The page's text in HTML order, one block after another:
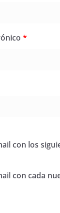
*
con los
con cada